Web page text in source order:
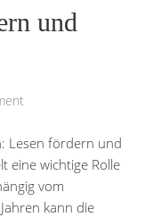
und
Lesen fördern und
eine wichtige Rolle
vom
kann die